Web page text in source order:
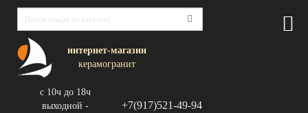
интернет-магазин
керамогранит
с 10ч до 18ч
выходной -
+7(917)521-49-94